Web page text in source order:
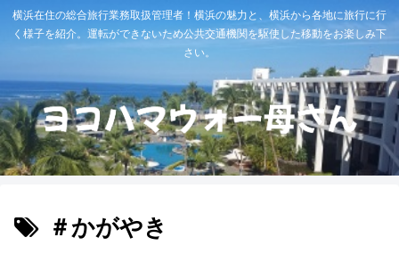
横浜在住の総合旅行業務取扱管理者！横浜の魅力と、横浜から各地に旅行に行
く様子を紹介。運転ができないため公共交通機関を駆使した移動をお楽しみ下
さい。
＃かがやき